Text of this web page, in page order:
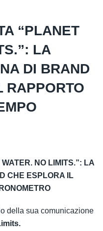
“PLANET
LA
DI BRAND
RAPPORTO
NO LIMITS.”: LA
CHE ESPLORA IL
della sua comunicazione